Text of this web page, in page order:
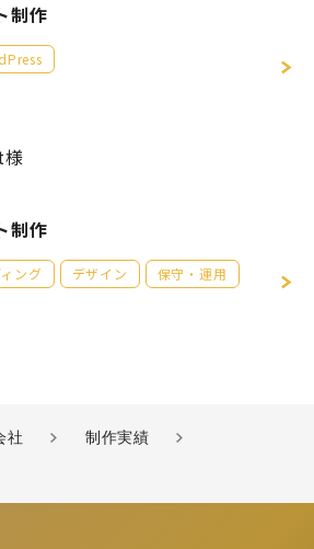
制作
制作
ング デザイン 保守・運用
社
制作実績